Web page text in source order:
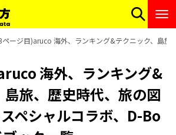
ページ目)aruco 海外、ランキング&テクニック、島旅
海外、ランキング&
島旅、歴史時代、旅の図
ペシャルコラボ、D-Bo